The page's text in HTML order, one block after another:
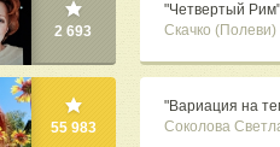
2 693
55 983
"Четвертый Рим"
Скачко
"Вариация на
Соколова